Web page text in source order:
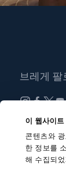
이 웹사이
콘텐츠와
한 정보를
해 수집되
브레게 팔
뉴스레터 구